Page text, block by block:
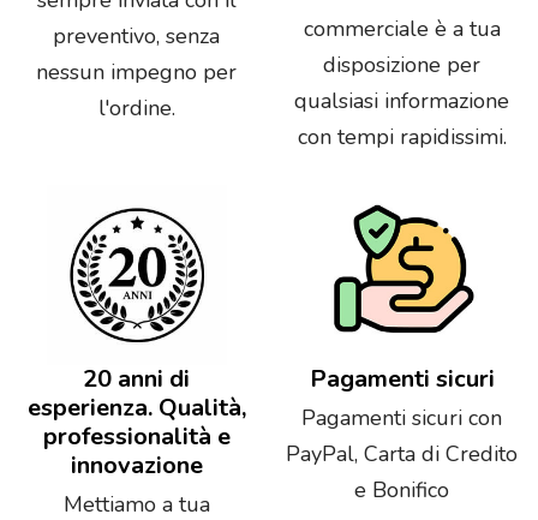
preventivo, senza
nessun impegno per
l'ordine.
commerciale è a tua
disposizione per
qualsiasi informazione
con tempi rapidissimi.
20 anni di
esperienza. Qualità,
professionalità e
innovazione
Mettiamo a tua
Pagamenti sicuri
Pagamenti sicuri con
PayPal, Carta di Credito
e Bonifico